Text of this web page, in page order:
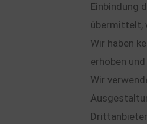
Einbindung
übermittelt,
Wir haben
erhoben
Wir